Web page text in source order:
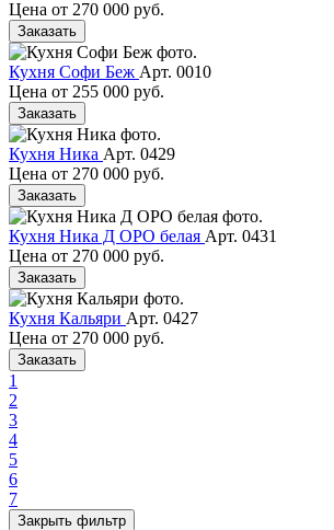
Цена от 270 000 руб.
Заказать
Кухня Софи Беж Арт. 0010
Цена от 255 000 руб.
Заказать
Кухня Ника Арт. 0429
Цена от 270 000 руб.
Заказать
Кухня Ника Д ОРО белая Арт. 0431
Цена от 270 000 руб.
Заказать
Кухня Кальяри Арт. 0427
Цена от 270 000 руб.
Заказать
1
2
3
4
5
6
7
Закрыть фильтр